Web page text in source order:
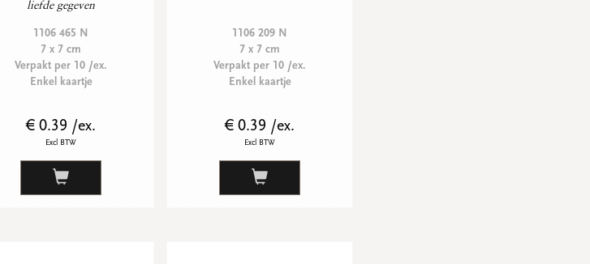
liefde gegeven
1106 465 N
7 x 7 cm
Verpakt per 10 /ex.
Enkel kaartje
€ 0.39 /ex.
Excl BTW
1106 209 N
7 x 7 cm
Verpakt per 10 /ex.
Enkel kaartje
€ 0.39 /ex.
Excl BTW